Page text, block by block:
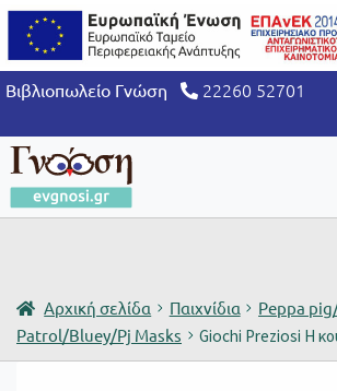
Βιβλιοπωλείο Γνώση 22260 52701
Αρχική σελίδα Παιχνίδια
Peppa
Patrol/Bluey/Pj Masks
Giochi Preziosi Η